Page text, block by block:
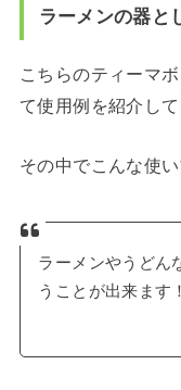
ラーメンの器と
こちらのティーマ
て使用例を紹介し
その中でこんな使
ラーメンやうどん
うことが出来ます！